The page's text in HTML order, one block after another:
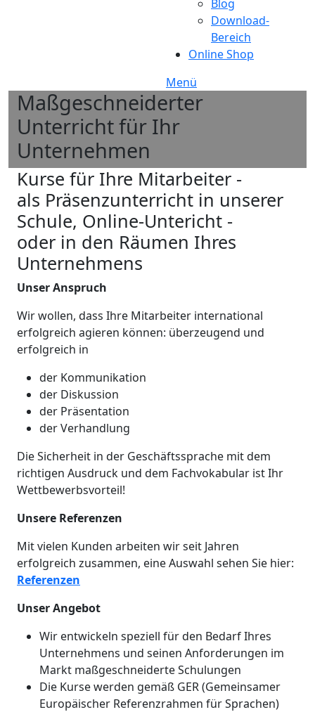
Blog
Download-
Bereich
Online Shop
Menü
BildMaßgeschneiderter
Unterricht für Ihr
Unternehmen
H2 Subtitle
Kurse für Ihre Mitarbeiter -
als Präsenzunterricht in unserer
Schule, Online-Untericht -
oder in den Räumen Ihres
Unternehmens
Unser Anspruch
Wir wollen, dass Ihre Mitarbeiter international
erfolgreich agieren können: überzeugend und
erfolgreich in
der Kommunikation
der Diskussion
der Präsentation
der Verhandlung
Die Sicherheit in der Geschäftssprache mit dem
richtigen Ausdruck und dem Fachvokabular ist Ihr
Wettbewerbsvorteil!
Unsere Referenzen
Mit vielen Kunden arbeiten wir seit Jahren
erfolgreich zusammen, eine Auswahl sehen Sie hier:
Referenzen
Unser Angebot
Wir entwickeln speziell für den Bedarf Ihres
Unternehmens und seinen Anforderungen im
Markt maßgeschneiderte Schulungen
Die Kurse werden gemäß GER (Gemeinsamer
Europäischer Referenzrahmen für Sprachen)